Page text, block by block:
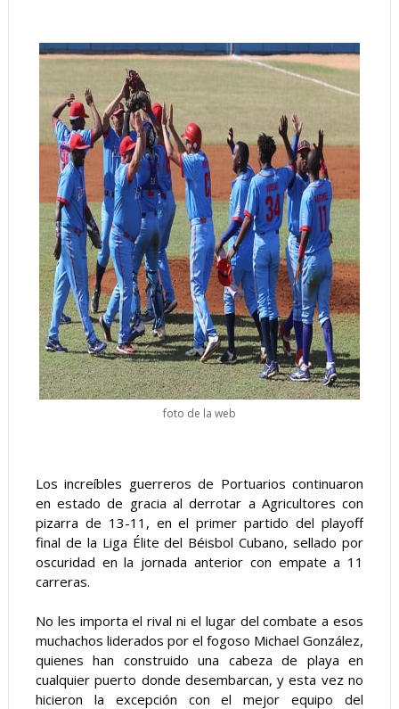
foto de la web
Los increíbles guerreros de Portuarios continuaron
en estado de gracia al derrotar a Agricultores con
pizarra de 13-11, en el primer partido del playoff
final de la Liga Élite del Béisbol Cubano, sellado por
oscuridad en la jornada anterior con empate a 11
carreras.
No les importa el rival ni el lugar del combate a esos
quienes han construido una cabeza de playa en
cualquier puerto donde desembarcan, y esta vez no
hicieron la excepción con el mejor equipo del